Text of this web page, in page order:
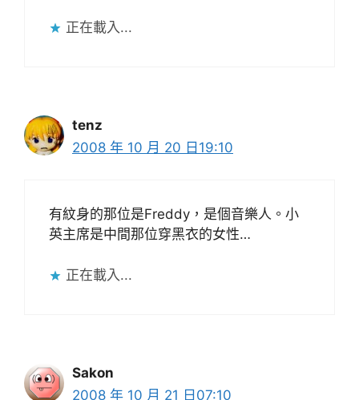
正在載入...
tenz
2008 年 10 月 20 日19:10
有紋身的那位是Freddy，是個音樂人。小
英主席是中間那位穿黑衣的女性…
正在載入...
Sakon
2008 年 10 月 21 日07:10